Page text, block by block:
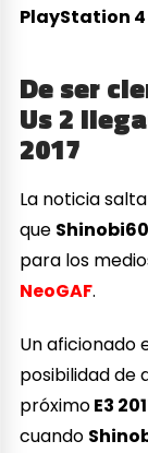
PlayStation 4
De ser
Us 2
2017
La noticia
que
para los
NeoGAF.
Un aficionado
posibilidad de
próximoE3
cuando